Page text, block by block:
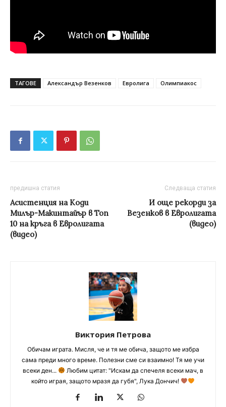
ТАГОВЕ Александър Везенков Евролига Олимпиакос
предишна статия
Асистенция на Коди
Милър-Макинтайър в Топ
10 на кръга в Евролигата
(видео)
Следваща статия
И още рекорди за
Везенков в Евролигата
(видео)
Виктория Петрова
Обичам играта. Мисля, че и тя ме обича, защото ме избра
сама преди много време. Полезни сме си взаимно! Тя ме учи
всеки ден...
Любим цитат: "Искам да спечеля всеки мач, в
който играя, защото мразя да губя", Лука Дончич!